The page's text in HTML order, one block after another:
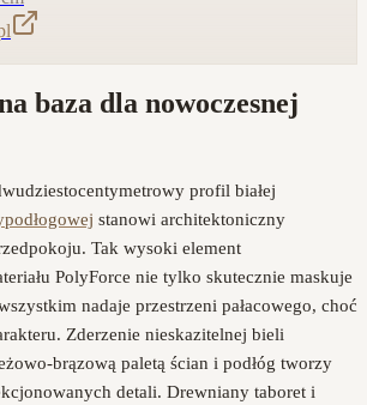
baza dla nowoczesnej
profil białej
stanowi architektoniczny
Tak wysoki element
PolyForce nie tylko skutecznie maskuje
nadaje przestrzeni pałacowego, choć
Zderzenie nieskazitelnej bieli
brązową paletą ścian i podłóg tworzy
detali. Drewniany taboret i